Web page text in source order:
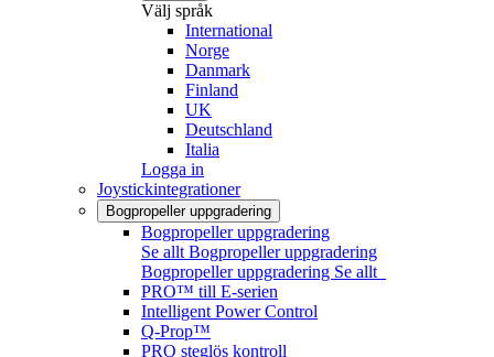
Välj språk
International
Norge
Danmark
Finland
UK
Deutschland
Italia
Logga in
Joystickintegrationer
Bogpropeller uppgradering
Bogpropeller uppgradering
Se allt Bogpropeller uppgradering
Bogpropeller uppgradering Se allt
PRO™ till E-serien
Intelligent Power Control
Q-Prop™
PRO steglös kontroll